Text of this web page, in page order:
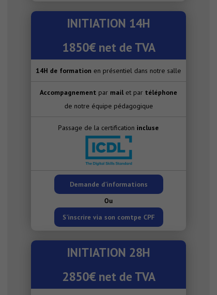
INITIATION 14H
1850€ net de TVA
14H de formation en présentiel dans notre salle
Accompagnement par mail et par téléphone
de notre équipe pédagogique
Passage de la certification incluse
Demande d’informations
Ou
S’inscrire via son comtpe CPF
INITIATION 28H
2850€ net de TVA